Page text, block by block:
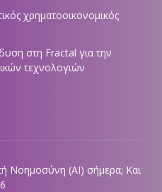
χρηματοοικονομικός
στη Fractal για την
τεχνολογιών
Νοημοσύνη (AI) σήμερα; Και